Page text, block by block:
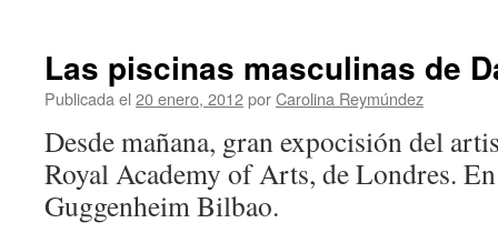
Las piscinas masculinas de
Publicada el 20 enero, 2012porCarolina Reymúndez
Desde mañana, gran expocisión del
Royal Academy of Arts, de Londres.
Guggenheim Bilbao.